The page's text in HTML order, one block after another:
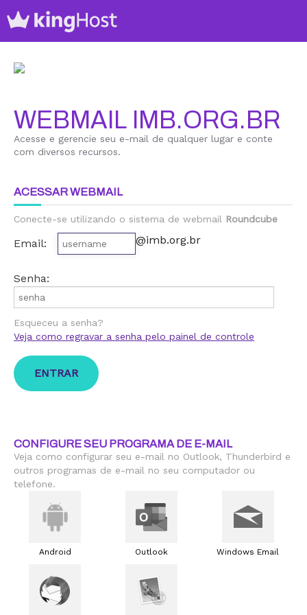
WEBMAIL IMB.ORG.BR
Acesse e gerencie seu e-mail de qualquer lugar e conte
com diversos recursos.
ACESSAR WEBMAIL
Conecte-se utilizando o sistema de webmail Roundcube
Email: @imb.org.br
Senha:
Esqueceu a senha?
Veja como regravar a senha pelo painel de controle
CONFIGURE SEU PROGRAMA DE E-MAIL
Veja como configurar seu e-mail no Outlook, Thunderbird e
outros programas de e-mail no seu computador ou
telefone.
Android Outlook Windows Email